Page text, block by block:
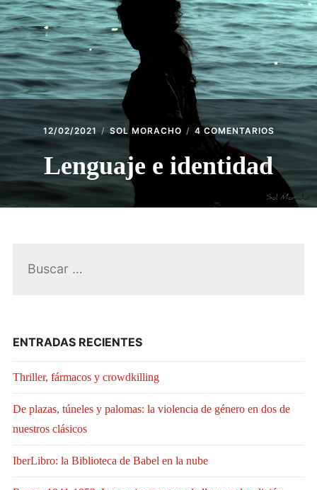
CONTACTO
12/02/2021 SOL MORACHO 4 COMENTARIOSEN
Lenguaje e identidad
ENTRADAS RECIENTES
Thriller, fármacos y crowdkilling
De plazas, túneles y palomas: la violencia de género en dos de
nuestros clásicos
IberLibro: la Biblioteca de Babel en la nube